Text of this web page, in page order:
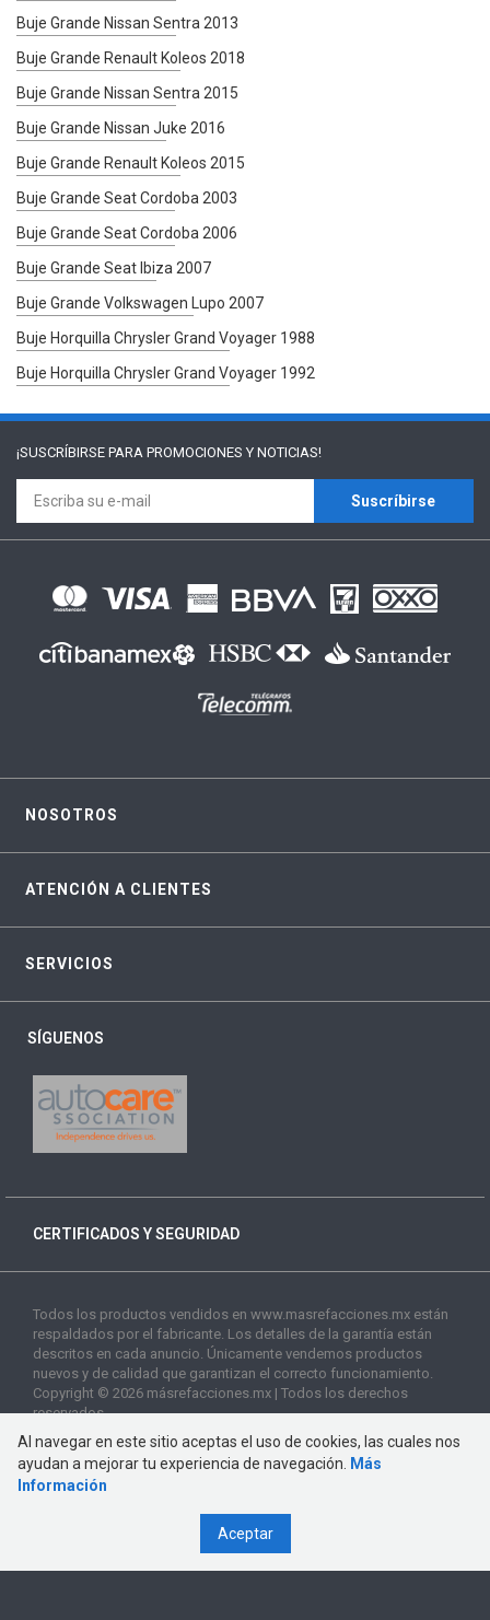
Buje Grande Nissan Sentra 2013
Buje Grande Renault Koleos 2018
Buje Grande Nissan Sentra 2015
Buje Grande Nissan Juke 2016
Buje Grande Renault Koleos 2015
Buje Grande Seat Cordoba 2003
Buje Grande Seat Cordoba 2006
Buje Grande Seat Ibiza 2007
Buje Grande Volkswagen Lupo 2007
Buje Horquilla Chrysler Grand Voyager 1988
Buje Horquilla Chrysler Grand Voyager 1992
¡SUSCRÍBIRSE PARA PROMOCIONES Y NOTICIAS!
Suscríbirse
NOSOTROS
ATENCIÓN A CLIENTES
SERVICIOS
SÍGUENOS
CERTIFICADOS Y SEGURIDAD
Todos los productos vendidos en www.masrefacciones.mx están
respaldados por el fabricante. Los detalles de la garantía están
descritos en cada anuncio. Únicamente vendemos productos
nuevos y de calidad que garantizan el correcto funcionamiento.
Copyright © 2026 másrefacciones.mx | Todos los derechos
reservados
Al navegar en este sitio aceptas el uso de cookies, las cuales nos
ayudan a mejorar tu experiencia de navegación.
Más
Información
Aceptar